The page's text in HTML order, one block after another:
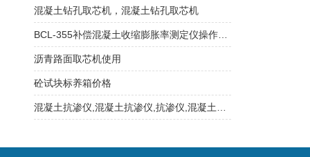
混凝土钻孔取芯机，混凝土钻孔取芯机
沥青路面取芯机使用
砼试块标养箱价格